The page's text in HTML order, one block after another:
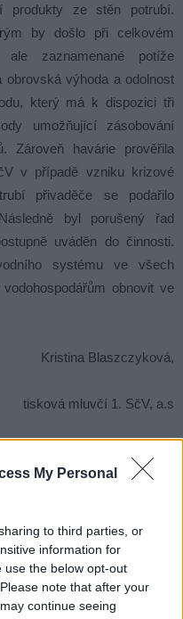
My Personal
to third parties, or
information for
use the below opt-out
note that after your
continue seeing
produkty ze stěn potrubí.
by došlo při celkovém
zaznamenané potíže
výhoda a odolnost
který má k dispozici tři
umožňující zásobování
Zároveň havárie prověřila
v případě vzniku krizové
přivaděče se podařilo
byl porušený řad
uváděn do činnosti.
systému ve všech
obnovit ve
Kristina Blaszczyková,
tisková mluvčí 1. SčV, a.s
oprava
Příbram